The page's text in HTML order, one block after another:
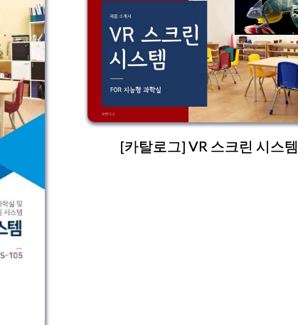
[카탈로그] VR 스크린 시스템